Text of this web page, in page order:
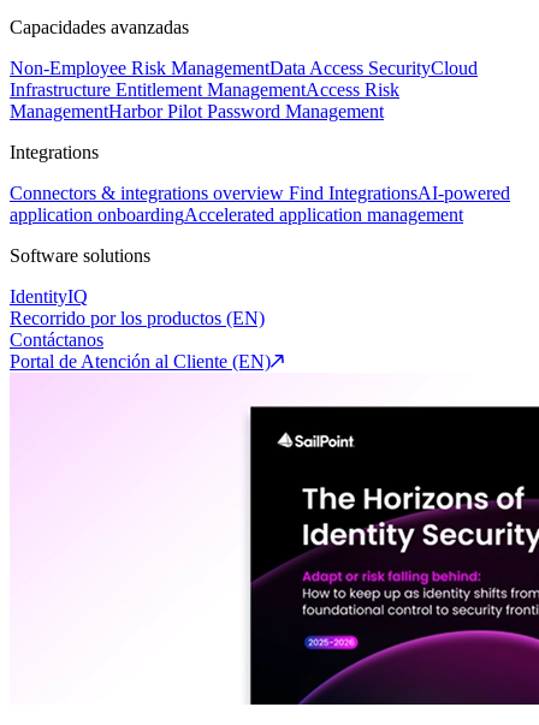
Capacidades avanzadas
Non-Employee Risk ManagementData Access SecurityCloud
Infrastructure Entitlement ManagementAccess Risk
ManagementHarbor Pilot Password Management
Integrations
Connectors & integrations overview Find IntegrationsAI-powered
application onboardingAccelerated application management
Software solutions
IdentityIQ
Recorrido por los productos (EN)
Contáctanos
Portal de Atención al Cliente (EN)